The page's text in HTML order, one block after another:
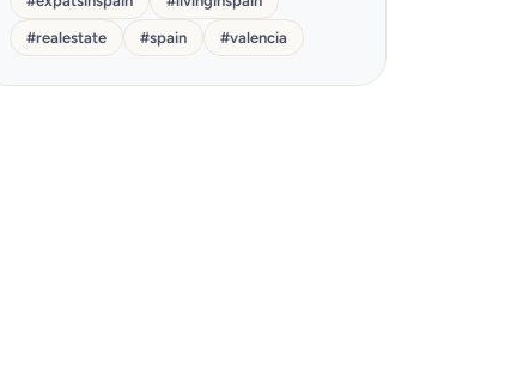
#realestate #spain #valencia